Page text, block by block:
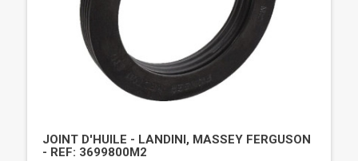
JOINT D'HUILE - LANDINI, MASSEY FERGUSON
- REF: 3699800M2